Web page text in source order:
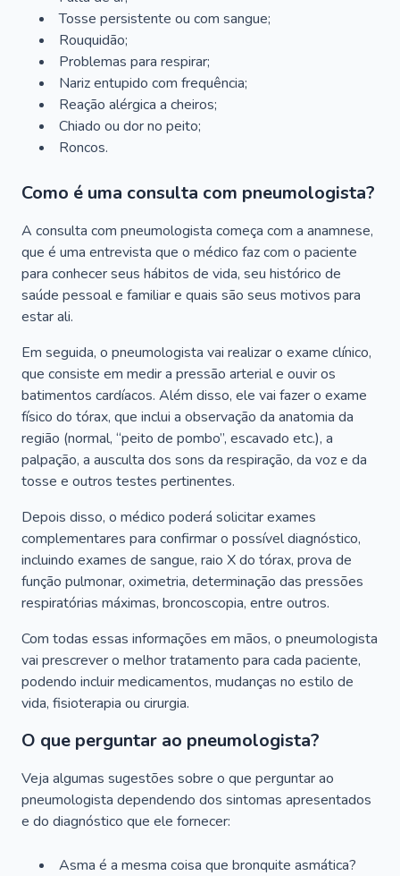
Tosse persistente ou com sangue;
Rouquidão;
Problemas para respirar;
Nariz entupido com frequência;
Reação alérgica a cheiros;
Chiado ou dor no peito;
Roncos.
Como é uma consulta com pneumologista?
A consulta com pneumologista começa com a anamnese,
que é uma entrevista que o médico faz com o paciente
para conhecer seus hábitos de vida, seu histórico de
saúde pessoal e familiar e quais são seus motivos para
estar ali.
Em seguida, o pneumologista vai realizar o exame clínico,
que consiste em medir a pressão arterial e ouvir os
batimentos cardíacos. Além disso, ele vai fazer o exame
físico do tórax, que inclui a observação da anatomia da
região (normal, “peito de pombo”, escavado etc.), a
palpação, a ausculta dos sons da respiração, da voz e da
tosse e outros testes pertinentes.
Depois disso, o médico poderá solicitar exames
complementares para confirmar o possível diagnóstico,
incluindo exames de sangue, raio X do tórax, prova de
função pulmonar, oximetria, determinação das pressões
respiratórias máximas, broncoscopia, entre outros.
Com todas essas informações em mãos, o pneumologista
vai prescrever o melhor tratamento para cada paciente,
podendo incluir medicamentos, mudanças no estilo de
vida, fisioterapia ou cirurgia.
O que perguntar ao pneumologista?
Veja algumas sugestões sobre o que perguntar ao
pneumologista dependendo dos sintomas apresentados
e do diagnóstico que ele fornecer:
Asma é a mesma coisa que bronquite asmática?